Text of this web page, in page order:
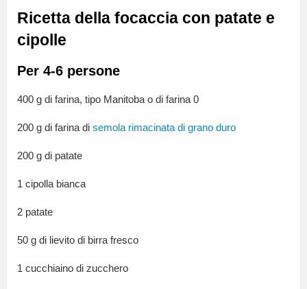
Ricetta della focaccia con patate e
cipolle
Per 4-6 persone
400 g di farina, tipo Manitoba o di farina 0
200 g di farina di semola rimacinata di grano duro
200 g di patate
1 cipolla bianca
2 patate
50 g di lievito di birra fresco
1 cucchiaino di zucchero